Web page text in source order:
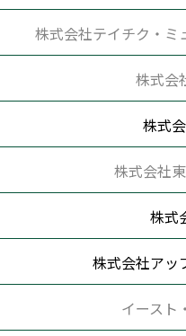
株式会社テイチク・ミ
株式会
株式
株式会社
株式
株式会社アッ
イースト